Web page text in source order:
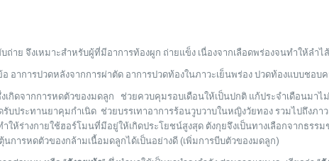
าย จึงเหมาะสำหรับผู้ที่มีอาการท้องผูก ถ่ายแข็ง เนื่องจากเลือดพร่องจนทำให้ลำ
อ อาการปวดหลังจากการผ่าตัด อาการปวดท้องในภาวะเย็นพร่อง ปวดท้องแบบชอบ
เกิดจากการหดตัวของมดลูก ช่วยควบคุมรอบเดือนให้เป็นปกติ แก้ประจำเดือนมาไ
บประทานยาคุมกำเนิด ช่วยบรรเทาอาการร้อนวูบวาบในหญิงวัยทอง รวมไปถึงภา
ให้ร่างกายใช้ฮอร์โมนที่มีอยู่ให้เกิดประโยชน์สูงสุด ตังกุยจึงเป็นทางเลือกจากธรร
ารหดตัวของกล้ามเนื้อมดลูกได้เป็นอย่างดี (เพิ่มการบีบตัวของมดลูก)